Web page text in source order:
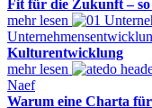
Fit für die Zukunft –
mehr lesen
Kulturentwicklung
mehr lesen
Naef
Warum eine Charta